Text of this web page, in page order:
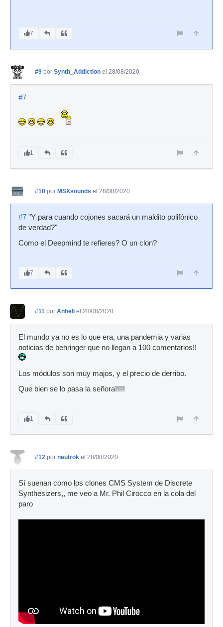
7
#9 por Synth_Addiction el 28/08/2020
#7
1
#10 por MSXsounds el 28/08/2020
#7 "Y para cuando cojones sacará un maldito polifónico
de verdad?"
Como el Deepmind te refieres? O un clon?
7
#11 por Anhell el 28/08/2020
El mundo ya no es lo que era, una pandemia y varias
noticias de behringer que no llegan a 100 comentarios!!
Los módulos son muy majos, y el precio de derribo.
Que bien se lo pasa la señora!!!!!
1
#12 por neutrok el 28/08/2020
Sí suenan como los clones CMS System de Discrete
Synthesizers,, me veo a Mr. Phil Cirocco en la cola del
paro